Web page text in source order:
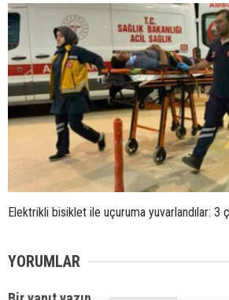
Elektrikli bisiklet ile uçuruma yuvarlandılar: 3
YORUMLAR